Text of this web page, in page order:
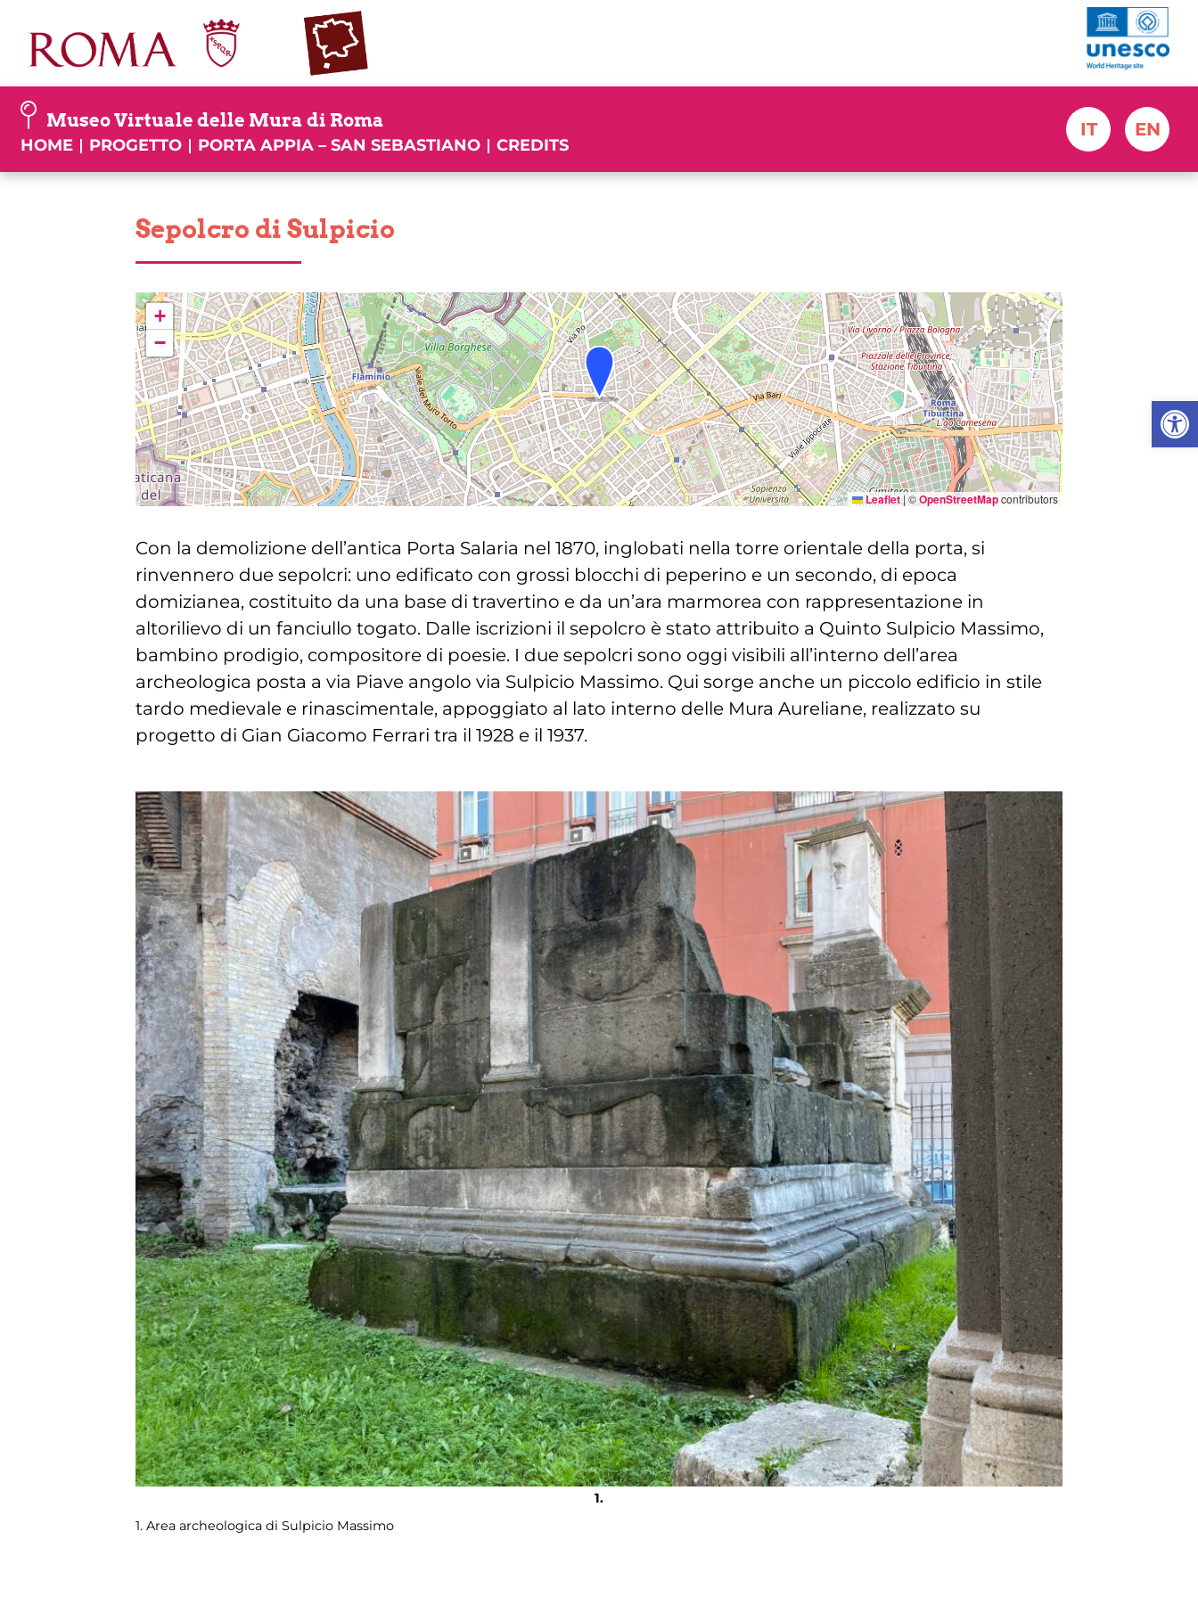
Apri
content
Museo Virtuale delle Mura di Roma
HOME PROGETTO PORTA APPIA – SAN SEBASTIANO CREDITS
IT EN
Sepolcro di Sulpicio
+
−
Leaflet|©OpenStreetMapcontributors
Con la demolizione dell’antica Porta Salaria nel 1870, inglobati nella torre orientale della porta, si
rinvennero due sepolcri: uno edificato con grossi blocchi di peperino e un secondo, di epoca
domizianea, costituito da una base di travertino e da un’ara marmorea con rappresentazione in
altorilievo di un fanciullo togato. Dalle iscrizioni il sepolcro è stato attribuito a Quinto Sulpicio Massimo,
bambino prodigio, compositore di poesie. I due sepolcri sono oggi visibili all’interno dell’area
archeologica posta a via Piave angolo via Sulpicio Massimo. Qui sorge anche un piccolo edificio in stile
tardo medievale e rinascimentale, appoggiato al lato interno delle Mura Aureliane, realizzato su
progetto di Gian Giacomo Ferrari tra il 1928 e il 1937.
1. Area archeologica di Sulpicio Massimo